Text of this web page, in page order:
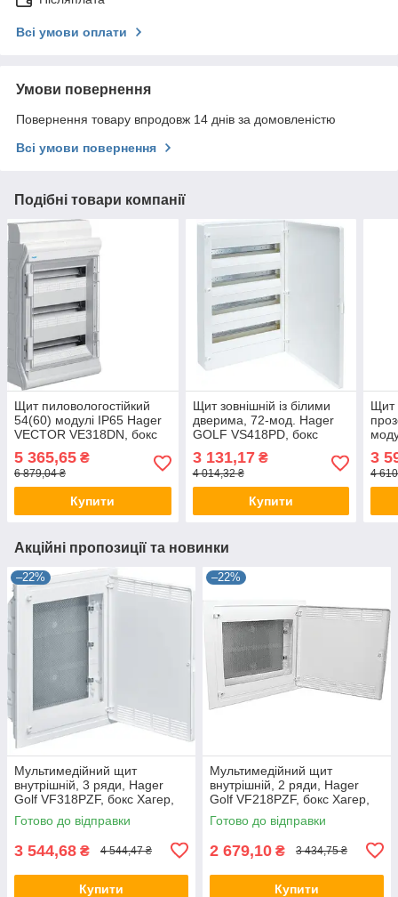
Всі умови оплати
Умови повернення
Повернення товару впродовж 14 днів за домовленістю
Всі умови повернення
Подібні товари компанії
Щит пиловологостійкий
54(60) модулі IP65 Hager
VECTOR VE318DN, бокс
(Smart Rozetka)
5 365,65 ₴
6 879,04 ₴
Купити
Щит зовнішній із білими
дверима, 72-мод. Hager
GOLF VS418PD, бокс
(Smart Rozetka)
3 131,17₴
4 014,32 ₴
Купити
Щит
3
4
Акційні пропозиції та новинки
–22%
Мультимедійний щит
внутрішній, 3 ряди, Hager
Golf VF318PZF, бокс Хагер,
шафа розподільна
мультимедія
Готово до відправки
3 544,68 ₴ 4 544,47 ₴
Купити
–22%
Мультимедійний щит
внутрішній, 2 ряди, Hager
Golf VF218PZF, бокс Хагер,
шафа розподільна
мультимедія
Готово до відправки
2 679,10 ₴ 3 434,75 ₴
Купити